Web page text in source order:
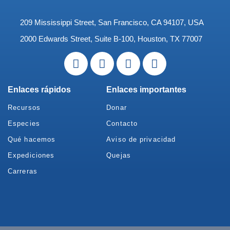
209 Mississippi Street, San Francisco, CA 94107, USA
2000 Edwards Street, Suite B-100, Houston, TX 77007
Enlaces rápidos
Recursos
Especies
Qué hacemos
Expediciones
Carreras
Enlaces importantes
Donar
Contacto
Aviso de privacidad
Quejas